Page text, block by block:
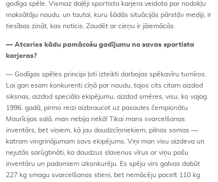
godīga spēle. Vismaz daļēji sportista karjera veidota par nodokļu
maksātāju naudu, un tautai, kuru šādās situācijās pārstāv mediji, ir
tiesības zināt, kas noticis. Zaudēt ar cieņu ir jāiemācās.
— Atceries kādu pamācošu gadījumu no savas sportista
karjeras?
— Godīgas spēles principi ļoti izteikti darbojas spēkavīru turnīros.
Lai gan esam konkurenti cīņā par naudu, tajos cits citam aizdod
siksnas, aizdod speciālo ekipējumu, aizdod smēres, visu, ko vajag.
1996. gadā, pirmo reizi aizbraucot uz pasaules čempionātu
Maurīcijas salā, man nebija nekā! Tikai mans svarcelšanas
inventārs, bet viņiem, kā jau daudzcīņniekiem, pilnas somas —
katram vingrinājumam savs ekipējums. Viņi man visu aizdeva un
nejutās sarūgtināti, ka daudzus slavenus vīrus ar viņu pašu
inventāru un padomiem izkonkurēju. Es spēju virs galvas dabūt
227 kg smagu svarcelšanas stieni, bet nemācēju pacelt 110 kg